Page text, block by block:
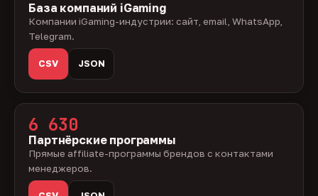
База компаний iGaming
Компании iGaming-индустрии: сайт, email, WhatsApp,
Telegram.
CSV JSON
6 630
Партнёрские программы
Прямые affiliate-программы брендов с контактами
менеджеров.